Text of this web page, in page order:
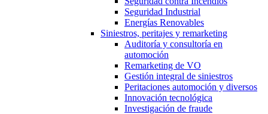
Seguridad Industrial
Energías Renovables
Siniestros, peritajes y remarketing
Auditoría y consultoría en
automoción
Remarketing de VO
Gestión integral de siniestros
Peritaciones automoción y diversos
Innovación tecnológica
Investigación de fraude